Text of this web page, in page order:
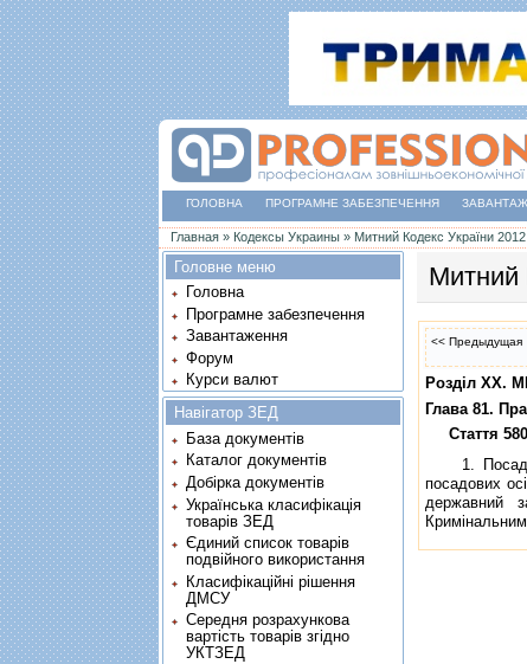
ГОЛОВНА ПРОГРАМНЕ ЗАБЕЗПЕЧЕННЯ
Ви є тут
Главная » Кодексы Украины » Митний Кодекс України 2012
Митний
<< Предыдущая
Роздiл XX.
Глава 81.
Стаття 580
1. Посадовi
посадових
державний
Головне меню
Головна
Програмне забезпечення
Завантаження
Форум
Курси валют
Навігатор ЗЕД
База документів
Каталог документів
Добірка документів
Українська класифікація
товарів ЗЕД
Єдиний список товарів
подвійного використання
Класифікаційні рішення
ДМСУ
Середня розрахункова
вартість товарів згідно
УКТЗЕД